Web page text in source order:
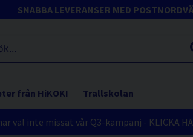
SNABBA LEVERANSER MED POSTNORD
från HiKOKI Trallskolan
väl inte missat vår Q3-kampanj - KLICKA